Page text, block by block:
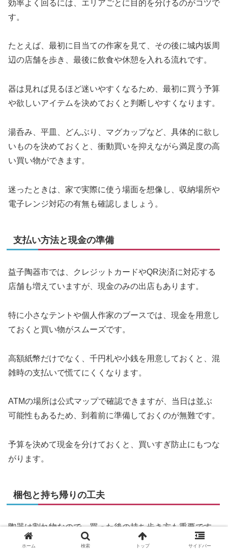
効率よく回るには、エリアごとに目的を分けるのがコツで
す。
たとえば、最初に目当ての作家を見て、その後に城内坂周
辺の店舗を歩き、最後に飲食や休憩を入れる流れです。
器は見れば見るほど迷いやすくなるため、最初に買う予算
や欲しいアイテムを決めておくと判断しやすくなります。
湯呑み、平皿、どんぶり、マグカップなど、具体的に欲し
いものを決めておくと、衝動買いを抑えながら満足度の高
い買い物ができます。
迷ったときは、家で実際に使う場面を想像し、収納場所や
電子レンジ対応の有無も確認しましょう。
支払い方法と現金の準備
益子陶器市では、クレジットカードやQR決済に対応する
店舗も増えていますが、現金のみの出店もあります。
特に小さなテントや個人作家のブースでは、現金を用意し
ておくと買い物がスムーズです。
高額紙幣だけでなく、千円札や小銭を用意しておくと、混
雑時の支払いで慌てにくくなります。
ATMの場所は公式マップで確認できますが、当日は並ぶ
可能性もあるため、到着前に準備しておくのが無難です。
予算を決めて現金を分けておくと、買いすぎ防止にもつな
がります。
梱包と持ち帰りの工夫
陶器は割れ物なので、買った後の持ち歩き方も重要です。
ホーム 検索 トップ サイドバー